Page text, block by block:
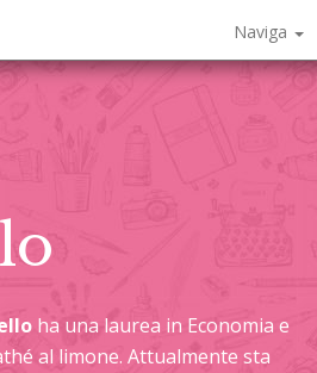
Naviga
ha una laurea in Economia e
al limone. Attualmente sta